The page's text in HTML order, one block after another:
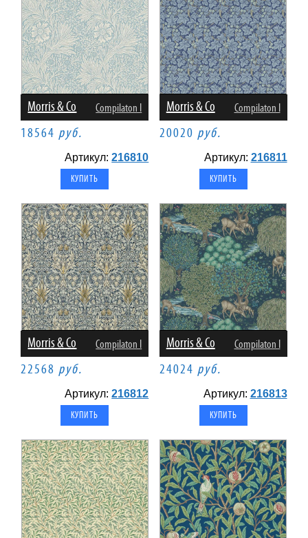
Morris & Co Compilaton I
18564 руб.
Артикул:216810
Morris & Co Compilaton I
20020 руб.
Артикул: 216811
Morris & Co Compilaton I
22568 руб.
Артикул:216812
Morris & Co Compilaton I
24024 руб.
Артикул: 216813